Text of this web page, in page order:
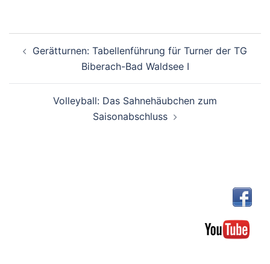
Gerätturnen: Tabellenführung für Turner der TG
Biberach-Bad Waldsee I
Volleyball: Das Sahnehäubchen zum
Saisonabschluss